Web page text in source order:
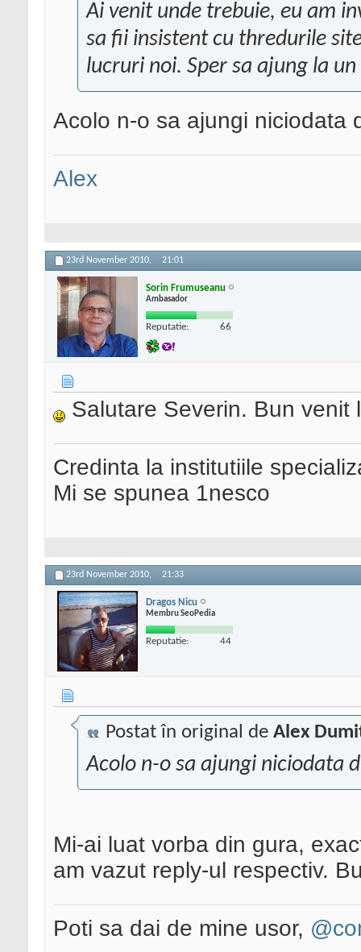
Ai venit unde trebuie, eu am
sa fii insistent cu thredurile
lucruri noi. Sper sa ajung la
Acolo n-o sa ajungi niciodata
Alex
23rd November 2010, 21:01
Sorin Frumuseanu
Ambasador
Reputatie: 66
Salutare Severin. Bun venit
Credinta la institutiile
Mi se spunea 1nesco
23rd November 2010, 21:33
Dragos Nicu
Membru SeoPedia
Reputatie: 44
Postat în original de Alex
Acolo n-o sa ajungi niciodata
Mi-ai luat vorba din gura,
am vazut reply-ul respectiv.
Poti sa dai de mine usor,